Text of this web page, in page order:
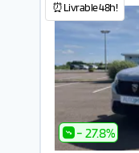
⏰Livrable 48h!
- 27.8%